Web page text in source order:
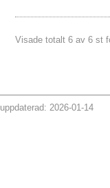
Visade totalt 6 av 6 st
2026-01-14